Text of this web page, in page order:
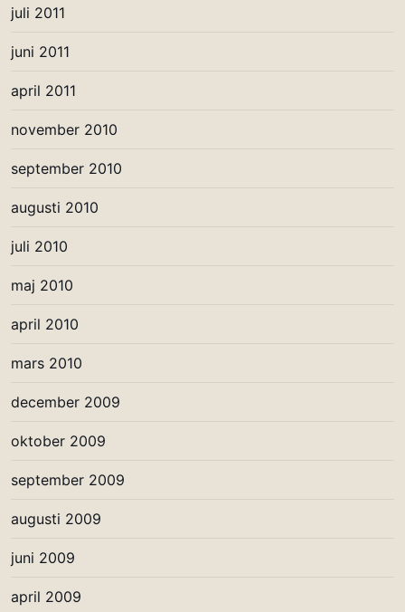
juli 2011
juni 2011
april 2011
november 2010
september 2010
augusti 2010
juli 2010
maj 2010
april 2010
mars 2010
december 2009
oktober 2009
september 2009
augusti 2009
juni 2009
april 2009